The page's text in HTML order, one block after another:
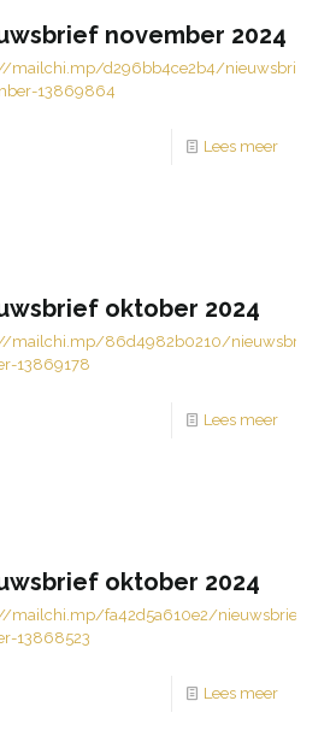
november 2024
mailchi.mp/d296bb4ce2b4/nieuwsbrief-
13869864
Lees meer
oktober 2024
mailchi.mp/86d4982b0210/nieuwsbrief-
13869178
Lees meer
oktober 2024
mailchi.mp/fa42d5a610e2/nieuwsbrief-
13868523
Lees meer